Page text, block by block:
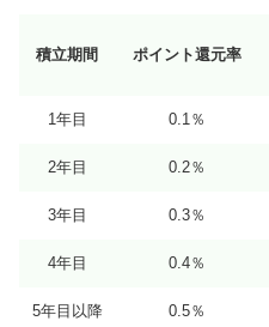
積立期間 ポイント還元率
1年目 0.1％
2年目 0.2％
3年目 0.3％
4年目 0.4％
5年目以降 0.5％